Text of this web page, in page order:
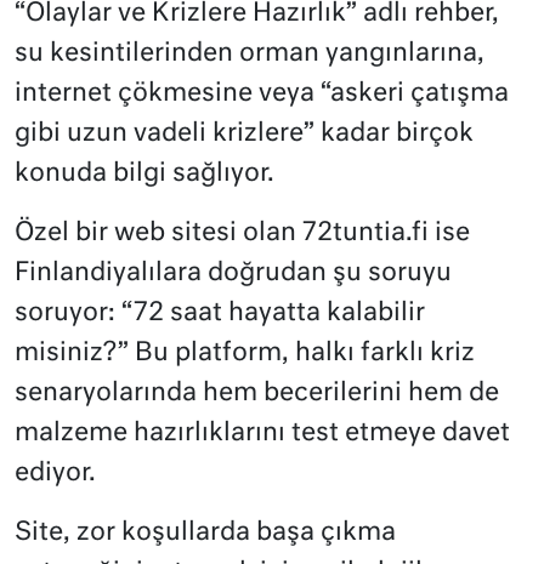
“Olaylar ve Krizlere Hazırlık” adlı rehber,
su kesintilerinden orman yangınlarına,
internet çökmesine veya “askeri çatışma
gibi uzun vadeli krizlere” kadar birçok
konuda bilgi sağlıyor.
Özel bir web sitesi olan 72tuntia.fi ise
Finlandiyalılara doğrudan şu soruyu
soruyor: “72 saat hayatta kalabilir
misiniz?” Bu platform, halkı farklı kriz
senaryolarında hem becerilerini hem de
malzeme hazırlıklarını test etmeye davet
ediyor.
Site, zor koşullarda başa çıkma